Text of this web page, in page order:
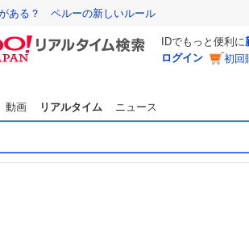
ある？ ペルーの新しいルール
IDでもっと便利に
ログイン
初回
動画 リアルタイム ニュース